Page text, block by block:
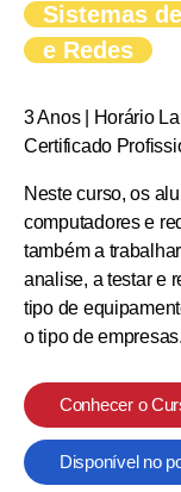
Sistemas
e Redes
3 Anos | Horário
Certificado
Neste curso, os
computadores e
também a
analise, a testar e
tipo de
o tipo de empresas.
Conhecer o
Disponível no